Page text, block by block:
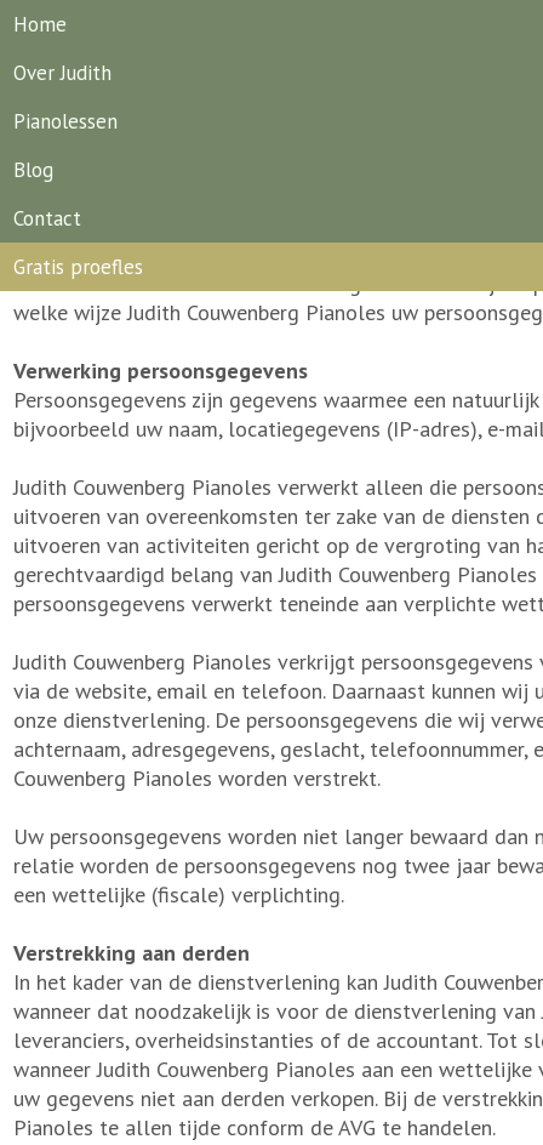
Home
Over Judith
Pianolessen
Blog
Contact
Gratis proefles
Privacyverklaring
Datum: juli 2018
In het kader van onze dienstverlening verwerken wij
welke wijze Judith Couwenberg Pianoles uw
Verwerking persoonsgegevens
Persoonsgegevens zijn gegevens waarmee een
bijvoorbeeld uw naam, locatiegegevens (IP-adres), e-
Judith Couwenberg Pianoles verwerkt alleen die
uitvoeren van overeenkomsten ter zake van de
uitvoeren van activiteiten gericht op de vergroting van
gerechtvaardigd belang van Judith Couwenberg
persoonsgegevens verwerkt teneinde aan verplichte
Judith Couwenberg Pianoles verkrijgt
via de website, email en telefoon. Daarnaast kunnen
onze dienstverlening. De persoonsgegevens die wij
achternaam, adresgegevens, geslacht,
Couwenberg Pianoles worden verstrekt.
Uw persoonsgegevens worden niet langer bewaard
relatie worden de persoonsgegevens nog twee jaar
een wettelijke (fiscale) verplichting.
Verstrekking aan derden
In het kader van de dienstverlening kan Judith
wanneer dat noodzakelijk is voor de dienstverlening
leveranciers, overheidsinstanties of de accountant. Tot
wanneer Judith Couwenberg Pianoles aan een
uw gegevens niet aan derden verkopen. Bij de
Pianoles te allen tijde conform de AVG te handelen.